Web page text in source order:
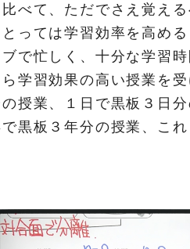
べて、ただでさえ覚え
っては学習効率を高め
で忙しく、十分な学習
学習効果の高い授業を
授業、１日で黒板３日
黒板３年分の授業、こ